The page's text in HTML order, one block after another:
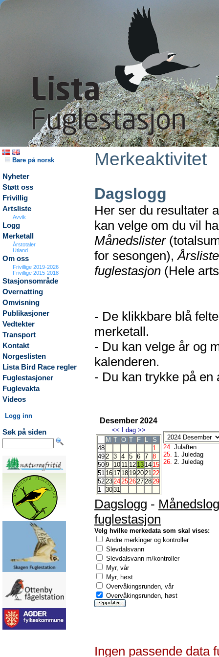
Bare på norsk
Nyheter
Støtt oss
Frivillig
Artsliste
Avvik
Logg
Merketall
Årstotaler
Utland
Om oss
Frivillige 2019-2026
Frivillige 2015-2018
Stasjonsområde
Overnatting
Omvisning
Publikasjoner
Vedtekter
Transport
Kontakt
Norgeslisten
Lista Bird Race regler
Fuglestasjoner
Fuglevakta
Videos
Logg inn
Søk på siden
Merkeaktivitet
Dagslogg
Her ser du resultater
kan velge om du vil
Månedslister
for sesongen),
fuglestasjon (Hele
- De klikkbare blå
merketall.
- Du kan velge år og
kalenderen.
- Du kan trykke på en
Desember 2024
<< I dag >>
M T O T F L
S
48
1
492 3 4 5 6 7 8
509 10 11 12 13 14 15
51 16 17 18 19202122
5223242526272829
1 3031
24. Julaften
25. 1. Juledag
26. 2. Juledag
Dagslogg -
fuglestasjon
Velg hvilke merkedata som skal vises:
Andre merkinger og kontroller
Slevdalsvann
Slevdalsvann m/kontroller
Myr, vår
Myr, høst
Overvåkingsrunden, vår
Overvåkingsrunden, høst
Ingen passende data